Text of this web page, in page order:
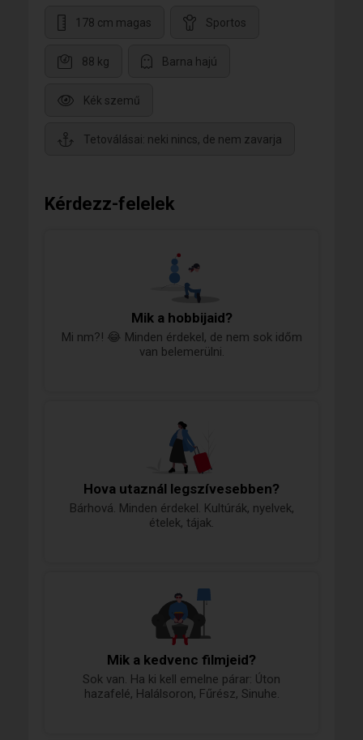
178 cm magas Sportos
88 kg Barna hajú
Kék szemű
Tetoválásai: neki nincs, de nem zavarja
Kérdezz-felelek
Mik a hobbijaid?
Mi nm?! 😂 Minden érdekel, de nem sok időm
van belemerülni.
Hova utaznál legszívesebben?
Bárhová. Minden érdekel. Kultúrák, nyelvek,
ételek, tájak.
Mik a kedvenc filmjeid?
Sok van. Ha ki kell emelne párar: Úton
hazafelé, Halálsoron, Fűrész, Sinuhe.